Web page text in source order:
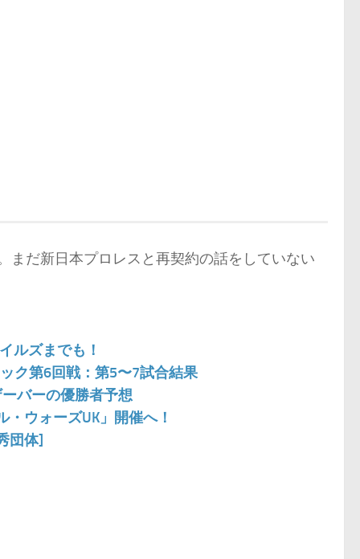
まだ新日本プロレスと再契約の話をしていない
ルズまでも！
ク第6回戦：第5〜7試合結果
バーの優勝者予想
ウォーズUK」開催へ！
団体]